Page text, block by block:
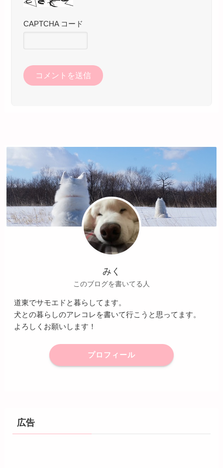
CAPTCHA コード
みく
このブログを書いてる人
道東でサモエドと暮らしてます。
犬との暮らしのアレコレを書いて行こうと思ってます。
よろしくお願いします！
プロフィール
広告